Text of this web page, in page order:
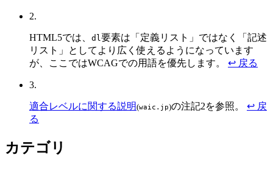
2.
HTML5では、 dl 要素は「定義リスト」ではなく「記述
リスト」としてより広く使えるようになっています
が、ここではWCAGでの用語を優先します。 ↩ 戻る
3.
適合レベルに関する説明(waic.jp)の注記2を参照。 ↩ 戻
る
カテゴリ